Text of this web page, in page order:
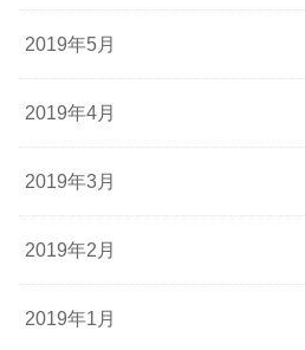
2019年5月
2019年4月
2019年3月
2019年2月
2019年1月